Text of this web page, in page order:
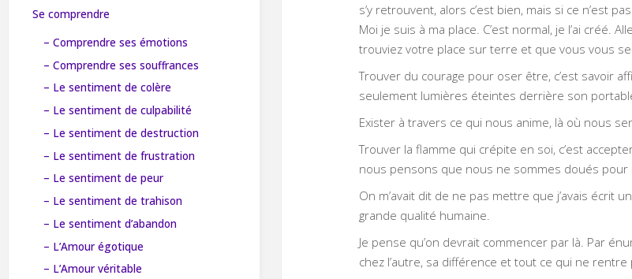
s’y retrouvent, alors c’est bien, mais si ce n’est
Moi je suis à ma place. C’est normal, je l’ai créé.
trouviez votre place sur terre et que vous vous
Trouver du courage pour oser être, c’est savoir
seulement lumières éteintes derrière son
Exister à travers ce qui nous anime, là où nous
Trouver la flamme qui crépite en soi, c’est
nous pensons que nous ne sommes doués
On m’avait dit de ne pas mettre que j’avais écrit
grande qualité humaine.
Je pense qu’on devrait commencer par là. Par
chez l’autre, sa différence et tout ce qui ne
Se comprendre
– Comprendre ses émotions
– Comprendre ses souffrances
– Le sentiment de colère
– Le sentiment de culpabilité
– Le sentiment de destruction
– Le sentiment de frustration
– Le sentiment de peur
– Le sentiment de trahison
– Le sentiment d’abandon
– L’Amour égotique
– L’Amour véritable